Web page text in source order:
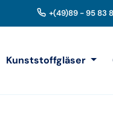
+(49)89 - 95 83
Kunststoffgläser